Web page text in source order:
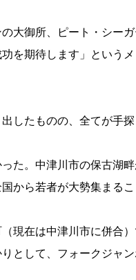
大御所、ピート・シー
を期待します」という
したものの、全てが手
た。中津川市の保古湖
から若者が大勢集まる
現在は中津川市に併合
として、フォークジャ